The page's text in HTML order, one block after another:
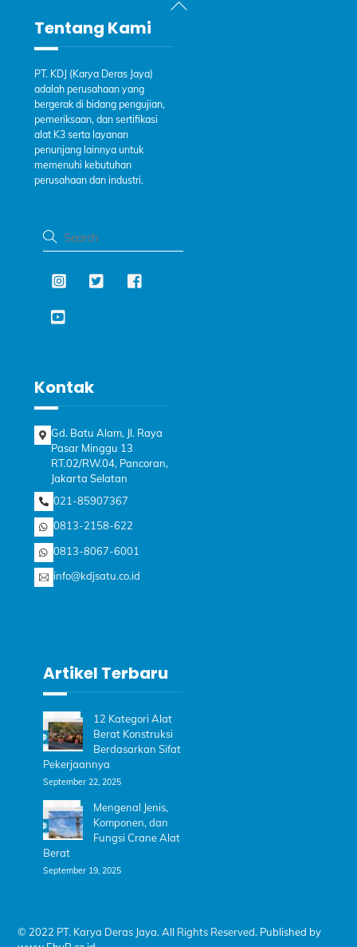
To
Tentang Kami
PT. KDJ (Karya Deras Jaya)
adalah perusahaan yang
bergerak di bidang pengujian,
pemeriksaan, dan sertifikasi
alat K3 serta layanan
penunjang lainnya untuk
memenuhi kebutuhan
perusahaan dan industri.
Kontak
Gd. Batu Alam, Jl. Raya
Pasar Minggu 13
RT.02/RW.04, Pancoran,
Jakarta Selatan
021-85907367
0813-2158-622
0813-8067-6001
info@kdjsatu.co.id
Artikel Terbaru
12 Kategori Alat
Berat Konstruksi
Berdasarkan Sifat
Pekerjaannya
September 22, 2025
Mengenal Jenis,
Komponen, dan
Fungsi Crane Alat
Berat
September 19, 2025
© 2022 PT. Karya Deras Jaya. All Rights Reserved. Published by